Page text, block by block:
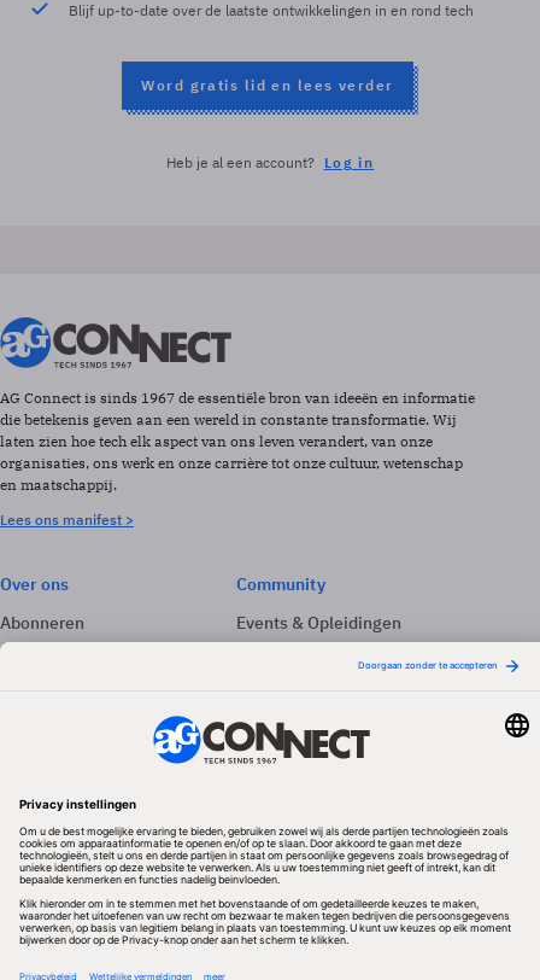
Blijf up-to-date over de laatste ontwikkelingen in en rond tech
Word gratis lid en lees verder
Heb je al een account? Log in
AG Connect is sinds 1967 de essentiële bron van ideeën en informatie
die betekenis geven aan een wereld in constante transformatie. Wij
laten zien hoe tech elk aspect van ons leven verandert, van onze
organisaties, ons werk en onze carrière tot onze cultuur, wetenschap
en maatschappij.
Lees ons manifest >
Over ons
Abonneren
Adverteren
Community
Events & Opleidingen
Nieuwsbrieven
Volg ons
Redactionele partner